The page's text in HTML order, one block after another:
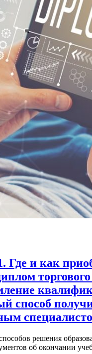
Где и как
способ
решения
об окончании